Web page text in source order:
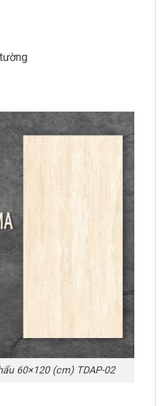
60×120 (cm) TDAP-02